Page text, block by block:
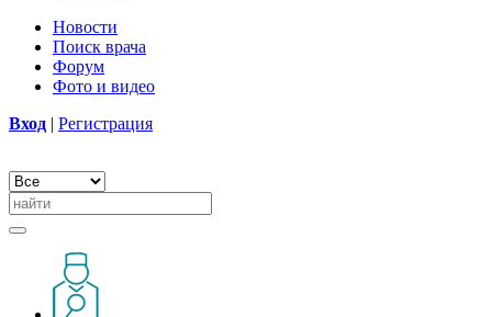
Новости
Поиск врача
Форум
Фото и видео
Вход | Регистрация